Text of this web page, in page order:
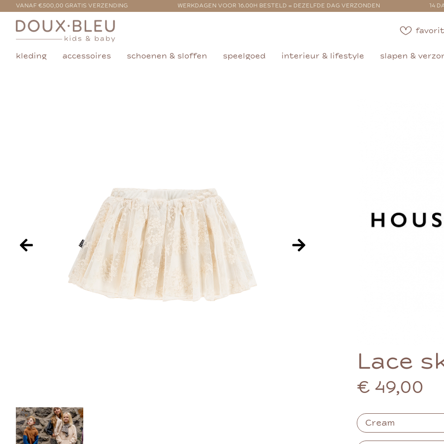
VANAF €500,00 GRATIS VERZENDING WERKDAGEN VOOR 16.00H BESTELD = DEZELFDE DAG VERZONDEN 14
kleding accessoires schoenen & sloffen speelgoed interieur & lifestyle slapen &
Lace
€ 49,00